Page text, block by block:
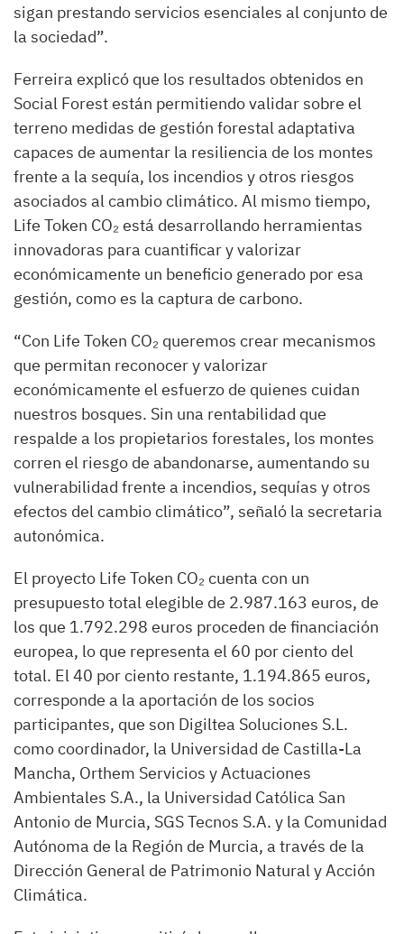
sigan prestando servicios esenciales al conjunto de
la sociedad”.
Ferreira explicó que los resultados obtenidos en
Social Forest están permitiendo validar sobre el
terreno medidas de gestión forestal adaptativa
capaces de aumentar la resiliencia de los montes
frente a la sequía, los incendios y otros riesgos
asociados al cambio climático. Al mismo tiempo,
Life Token CO₂ está desarrollando herramientas
innovadoras para cuantificar y valorizar
económicamente un beneficio generado por esa
gestión, como es la captura de carbono.
“Con Life Token CO₂ queremos crear mecanismos
que permitan reconocer y valorizar
económicamente el esfuerzo de quienes cuidan
nuestros bosques. Sin una rentabilidad que
respalde a los propietarios forestales, los montes
corren el riesgo de abandonarse, aumentando su
vulnerabilidad frente a incendios, sequías y otros
efectos del cambio climático”, señaló la secretaria
autonómica.
El proyecto Life Token CO₂ cuenta con un
presupuesto total elegible de 2.987.163 euros, de
los que 1.792.298 euros proceden de financiación
europea, lo que representa el 60 por ciento del
total. El 40 por ciento restante, 1.194.865 euros,
corresponde a la aportación de los socios
participantes, que son Digiltea Soluciones S.L.
como coordinador, la Universidad de Castilla-La
Mancha, Orthem Servicios y Actuaciones
Ambientales S.A., la Universidad Católica San
Antonio de Murcia, SGS Tecnos S.A. y la Comunidad
Autónoma de la Región de Murcia, a través de la
Dirección General de Patrimonio Natural y Acción
Climática.